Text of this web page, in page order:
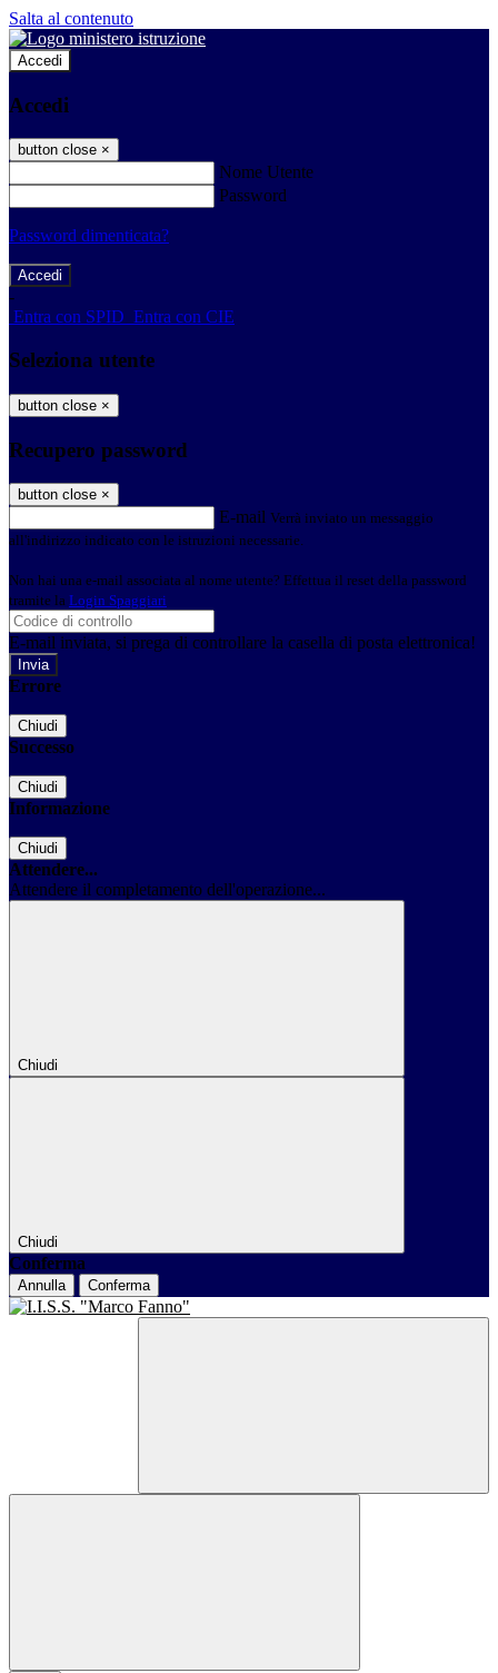
Salta al contenuto
Accedi
Accedi
button close ×
Nome Utente
Password
Password dimenticata?
-
Entra con SPID Entra con CIE
Seleziona utente
button close ×
Recupero password
button close ×
E-mail Verrà inviato un messaggio
all'indirizzo indicato con le istruzioni necessarie.
Non hai una e-mail associata al nome utente? Effettua il reset della password
tramite la Login Spaggiari
E-mail inviata, si prega di controllare la casella di posta elettronica!
Errore
Chiudi
Successo
Chiudi
Informazione
Chiudi
Attendere...
Attendere il completamento dell'operazione...
Chiudi
Chiudi
Conferma
Annulla Conferma